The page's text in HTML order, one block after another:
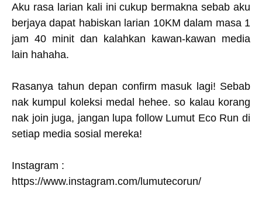
Aku rasa larian kali ini cukup bermakna sebab aku
berjaya dapat habiskan larian 10KM dalam masa 1
jam 40 minit dan kalahkan kawan-kawan media
lain hahaha.
Rasanya tahun depan confirm masuk lagi! Sebab
nak kumpul koleksi medal hehee. so kalau korang
nak join juga, jangan lupa follow Lumut Eco Run di
setiap media sosial mereka!
Instagram :
https://www.instagram.com/lumutecorun/